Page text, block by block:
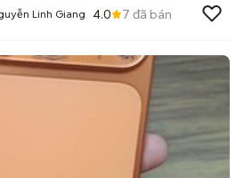
Linh Giang 4.0 7 đã bán